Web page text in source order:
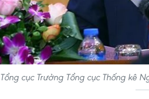
Tổng cục Trưởng Tổng cục Thống kê